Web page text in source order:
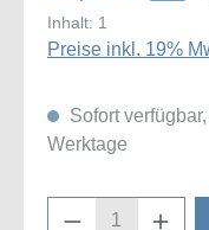
Inhalt: 1
Preise inkl. 19%
Sofort
Werktage
Produkt